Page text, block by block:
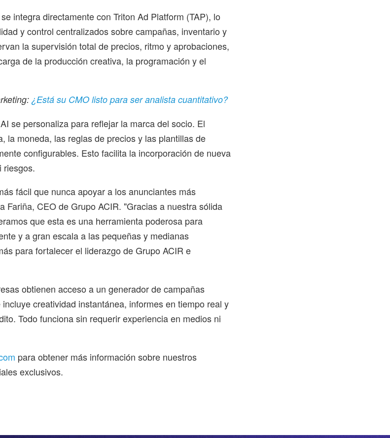
integra directamente con Triton Ad Platform (TAP), lo
y control centralizados sobre campañas, inventario y
la supervisión total de precios, ritmo y aprobaciones,
de la producción creativa, la programación y el
¿Está su CMO listo para ser analista cuantitativo?
se personaliza para reflejar la marca del socio. El
la moneda, las reglas de precios y las plantillas de
configurables. Esto facilita la incorporación de nueva
riesgos.
fácil que nunca apoyar a los anunciantes más
Fariña, CEO de Grupo ACIR. "Gracias a nuestra sólida
que esta es una herramienta poderosa para
y a gran escala a las pequeñas y medianas
para fortalecer el liderazgo de Grupo ACIR e
obtienen acceso a un generador de campañas
creatividad instantánea, informes en tiempo real y
Todo funciona sin requerir experiencia en medios ni
para obtener más información sobre nuestros
exclusivos.